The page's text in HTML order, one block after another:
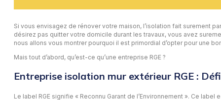
Si vous envisagez de rénover votre maison, l’isolation fait surement
désirez pas quitter votre domicile durant les travaux, vous avez
nous allons vous montrer pourquoi il est primordial d’opter pour une
Mais tout d’abord, qu’est-ce qu’une entreprise RGE ?
Entreprise isolation mur extérieur RGE :
Le label RGE signifie « Reconnu Garant de l’Environnement ». Ce